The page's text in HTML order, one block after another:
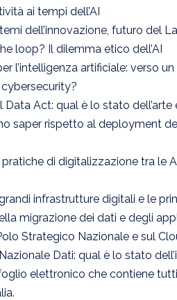
ai tempi dell’AI
dell’innovazione, futuro del
loop? Il dilemma etico dell’AI
l’intelligenza artificiale: verso
Data Act: qual è lo stato
saper rispetto al deployment
di digitalizzazione tra le
infrastrutture digitali e le
migrazione dei dati e degli
Strategico Nazionale e sul
Dati: qual è lo stato
elettronico che contiene